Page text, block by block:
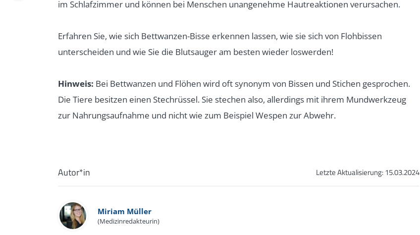
im Schlafzimmer und können bei Menschen unangenehme Hautreaktionen verursachen.
Erfahren Sie, wie sich Bettwanzen-Bisse erkennen lassen, wie sie sich von Flohbissen
unterscheiden und wie Sie die Blutsauger am besten wieder loswerden!
Hinweis: Bei Bettwanzen und Flöhen wird oft synonym von Bissen und Stichen gesprochen.
Die Tiere besitzen einen Stechrüssel. Sie stechen also, allerdings mit ihrem Mundwerkzeug
zur Nahrungsaufnahme und nicht wie zum Beispiel Wespen zur Abwehr.
Letzte Aktualisierung:15.03.2024
Autor*in
Miriam Müller
(Medizinredakteurin)